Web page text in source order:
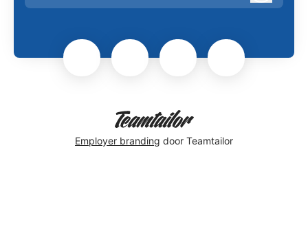
Employer branding door Teamtailor